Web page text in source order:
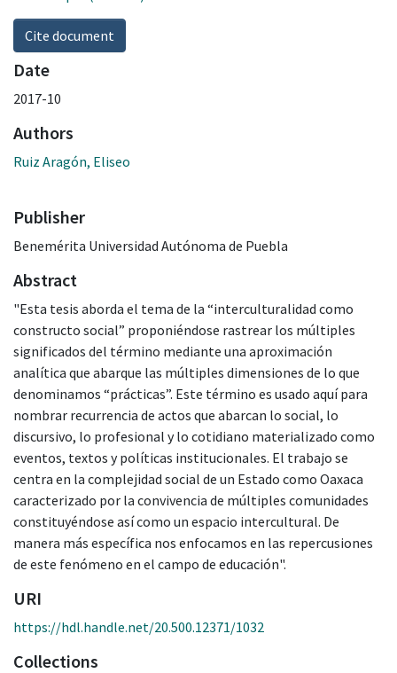
Cite document
Date
2017-10
Authors
Ruiz Aragón, Eliseo
Publisher
Benemérita Universidad Autónoma de Puebla
Abstract
"Esta tesis aborda el tema de la “interculturalidad como
constructo social” proponiéndose rastrear los múltiples
significados del término mediante una aproximación
analítica que abarque las múltiples dimensiones de lo que
denominamos “prácticas”. Este término es usado aquí para
nombrar recurrencia de actos que abarcan lo social, lo
discursivo, lo profesional y lo cotidiano materializado como
eventos, textos y políticas institucionales. El trabajo se
centra en la complejidad social de un Estado como Oaxaca
caracterizado por la convivencia de múltiples comunidades
constituyéndose así como un espacio intercultural. De
manera más específica nos enfocamos en las repercusiones
de este fenómeno en el campo de educación".
URI
https://hdl.handle.net/20.500.12371/1032
Collections